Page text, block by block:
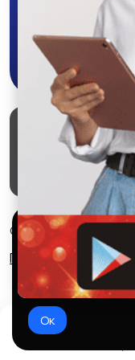
Копалки
Мульчеры
Скачать в
Маркеты
Служба
Партнерка
© 2026 SALEX
Правила сервиса
Используем
технологии
Это чтобы сайт
соглашаетесь на
Ок